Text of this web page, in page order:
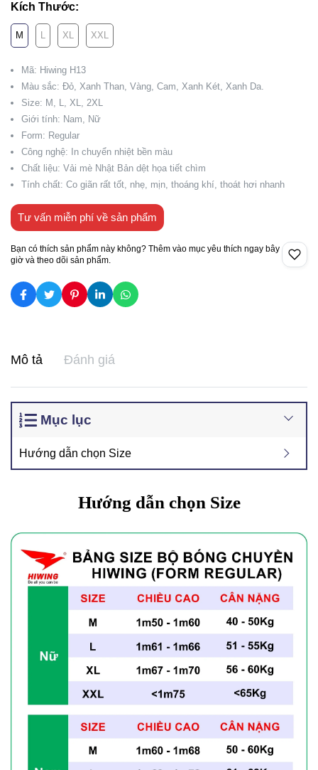
Kích Thước:
M L XL XXL
Mã: Hiwing H13
Màu sắc: Đỏ, Xanh Than, Vàng, Cam, Xanh Két, Xanh Da.
Size: M, L, XL, 2XL
Giới tính: Nam, Nữ
Form: Regular
Công nghệ: In chuyển nhiệt bền màu
Chất liệu: Vải mè Nhật Bản dệt họa tiết chìm
Tính chất: Co giãn rất tốt, nhẹ, mịn, thoáng khí, thoát hơi nhanh
Tư vấn miễn phí về sản phẩm
Bạn có thích sản phẩm này không? Thêm vào mục yêu thích ngay bây
giờ và theo dõi sản phẩm.
Mô tả Đánh giá
Mục lục
Hướng dẫn chọn Size
Hướng dẫn chọn Size